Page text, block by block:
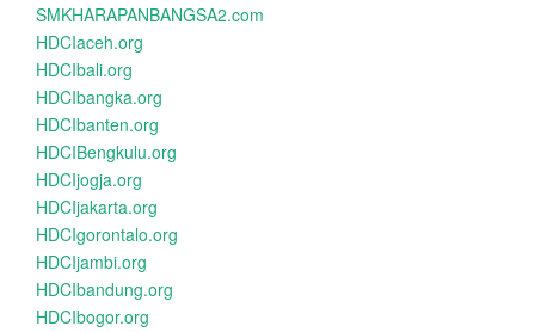
SMKHARAPANBANGSA2.com
HDCIaceh.org
HDCIbali.org
HDCIbangka.org
HDCIbanten.org
HDCIBengkulu.org
HDCIjogja.org
HDCIjakarta.org
HDCIgorontalo.org
HDCIjambi.org
HDCIbandung.org
HDCIbogor.org